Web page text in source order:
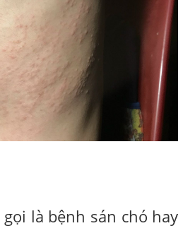
là bệnh sán chó hay